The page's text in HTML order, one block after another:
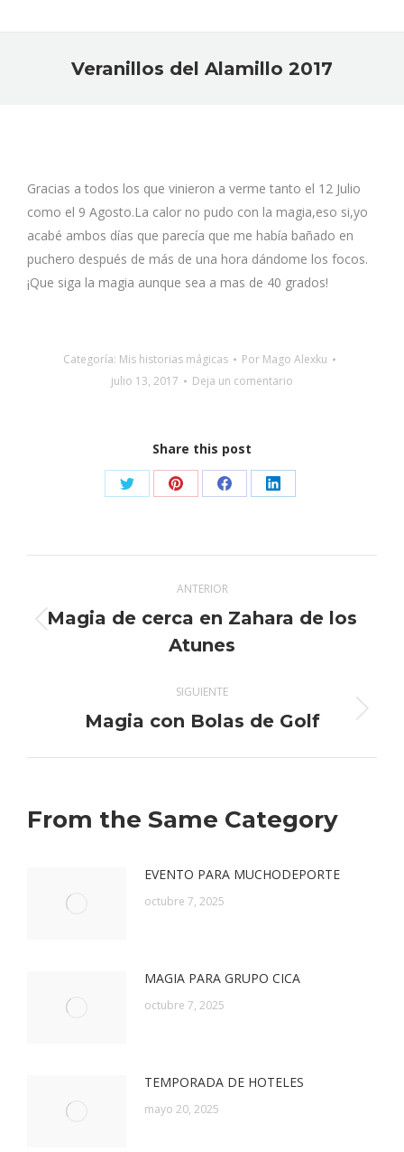
Veranillos del Alamillo 2017
Gracias a todos los que vinieron a verme tanto el 12 Julio
como el 9 Agosto.La calor no pudo con la magia,eso si,yo
acabé ambos días que parecía que me había bañado en
puchero después de más de una hora dándome los focos.
¡Que siga la magia aunque sea a mas de 40 grados!
Categoría: Mis historias mágicas Por Mago Alexku
julio 13, 2017
Deja un comentario
Share this post
Share
X
Share
Pinterest
Share
Facebook
Share
LinkedIn
entre
publicaciones
ANTERIOR
Publicación
anterior:
Magia de cerca en Zahara de los
Atunes
SIGUIENTE
Publicación
Magia con Bolas de Golf
From the Same Category
EVENTO PARA MUCHODEPORTE
octubre 7, 2025
MAGIA PARA GRUPO CICA
octubre 7, 2025
TEMPORADA DE HOTELES
mayo 20, 2025